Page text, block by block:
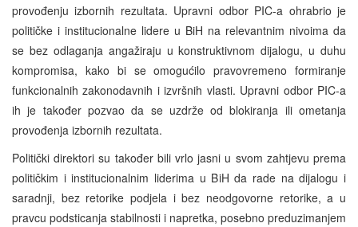
provođenju izbornih rezultata. Upravni odbor PIC-a ohrabrio je
političke i institucionalne lidere u BiH na relevantnim nivoima da
se bez odlaganja angažiraju u konstruktivnom dijalogu, u duhu
kompromisa, kako bi se omogućilo pravovremeno formiranje
funkcionalnih zakonodavnih i izvršnih vlasti. Upravni odbor PIC-a
ih je također pozvao da se uzdrže od blokiranja ili ometanja
provođenja izbornih rezultata.
Politički direktori su također bili vrlo jasni u svom zahtjevu prema
političkim i institucionalnim liderima u BiH da rade na dijalogu i
saradnji, bez retorike podjela i bez neodgovorne retorike, a u
pravcu podsticanja stabilnosti i napretka, posebno preduzimanjem